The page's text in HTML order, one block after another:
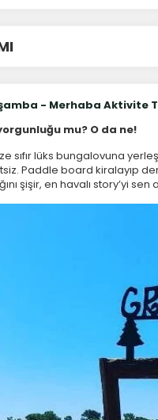
- Merhaba Aktivite
mu? O da ne!
sıfır lüks bungalovuna
Paddle board kiralayıp
şişir, en havalı story’yi sen